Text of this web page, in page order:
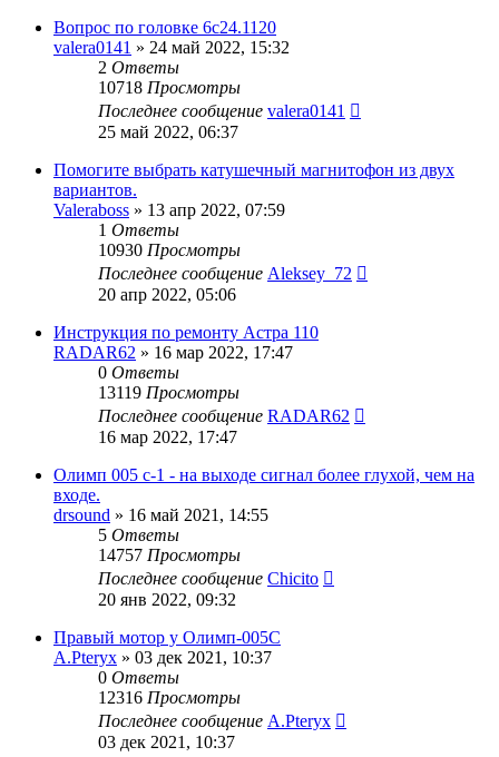
Вопрос по головке 6с24.1120
valera0141 » 24 май 2022, 15:32
2 Ответы
10718 Просмотры
Последнее сообщение valera0141
25 май 2022, 06:37
Помогите выбрать катушечный магнитофон из двух
вариантов.
Valeraboss » 13 апр 2022, 07:59
1 Ответы
10930 Просмотры
Последнее сообщение Aleksey_72
20 апр 2022, 05:06
Инструкция по ремонту Астра 110
RADAR62 » 16 мар 2022, 17:47
0 Ответы
13119 Просмотры
Последнее сообщение RADAR62
16 мар 2022, 17:47
Олимп 005 с-1 - на выходе сигнал более глухой, чем на
входе.
drsound » 16 май 2021, 14:55
5 Ответы
14757 Просмотры
Последнее сообщение Chicito
20 янв 2022, 09:32
Правый мотор у Олимп-005С
A.Pteryx » 03 дек 2021, 10:37
0 Ответы
12316 Просмотры
Последнее сообщение A.Pteryx
03 дек 2021, 10:37